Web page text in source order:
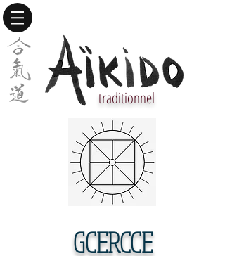
traditionnel
GCERCCE